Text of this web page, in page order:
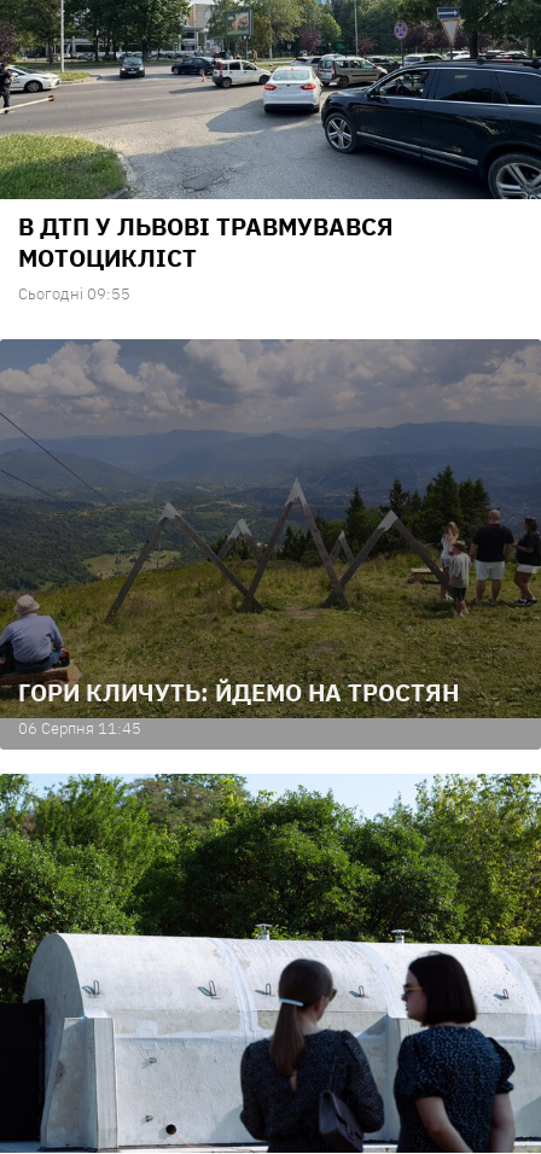
В ДТП У ЛЬВОВІ ТРАВМУВАВСЯ
МОТОЦИКЛІСТ
Сьогодні 09:55
ГОРИ КЛИЧУТЬ: ЙДЕМО НА ТРОСТЯН
06 Серпня 11:45